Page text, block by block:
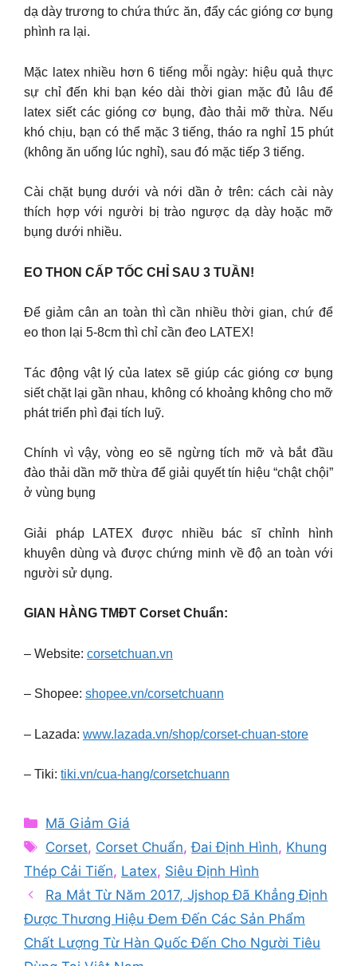
dạ dày trương to chứa thức ăn, đẩy các gióng cơ bụng
phình ra lại.
Mặc latex nhiều hơn 6 tiếng mỗi ngày: hiệu quả thực
sự chỉ đến khi bạn kéo dài thời gian mặc đủ lâu để
latex siết các gióng cơ bụng, đào thải mỡ thừa. Nếu
khó chịu, bạn có thể mặc 3 tiếng, tháo ra nghỉ 15 phút
(không ăn uống lúc nghỉ), sau đó mặc tiếp 3 tiếng.
Cài chặt bụng dưới và nới dần ở trên: cách cài này
thích hợp với người bị trào ngược dạ dày hoặc mỡ
bụng dưới nhiều.
EO THON CẤP TỐC CHỈ SAU 3 TUẦN!
Để giảm cân an toàn thì cần nhiều thời gian, chứ để
eo thon lại 5-8cm thì chỉ cần đeo LATEX!
Tác động vật lý của latex sẽ giúp các gióng cơ bụng
siết chặt lại gần nhau, không có khoảng không cho mỡ
phát triển phì đại tích luỹ.
Chính vì vậy, vòng eo sẽ ngừng tích mỡ và bắt đầu
đào thải dần mỡ thừa để giải quyết tín hiệu “chật chội”
ở vùng bụng
Giải pháp LATEX được nhiều bác sĩ chỉnh hình
khuyên dùng và được chứng minh về độ an toàn với
người sử dụng.
GIAN HÀNG TMĐT Corset Chuẩn:
– Website: corsetchuan.vn
– Shopee: shopee.vn/corsetchuann
– Lazada: www.lazada.vn/shop/corset-chuan-store
– Tiki: tiki.vn/cua-hang/corsetchuann
Categories
Mã Giảm Giá
Tags
Corset, Corset Chuẩn,Đai Định Hình, Khung
Thép Cải Tiến, Latex, Siêu Định Hình
Ra Mắt Từ Năm 2017, Jjshop Đã Khẳng Định
Được Thương Hiệu Đem Đến Các Sản Phẩm
Chất Lượng Từ Hàn Quốc Đến Cho Người Tiêu